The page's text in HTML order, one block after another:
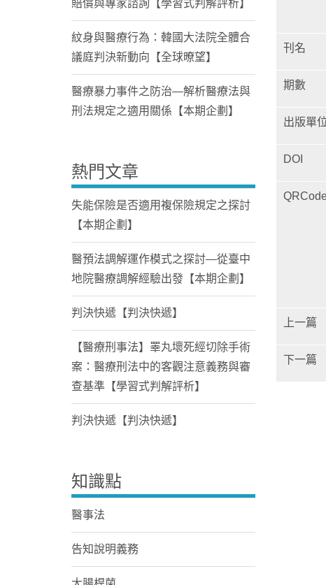
刊名
期數
出版單
DOI
上一篇
下一篇
賠償與專家諮詢【學習式判解評析】
紋身與醫療行為：韓國大法院全體合
議庭判決新動向【全球暸望】
醫療暴力事件之防治—解析醫療法與
刑法規定之適用關係【本期企劃】
熱門文章
失能保險是否適用複保險規定之探討
【本期企劃】
醫預法調解運作模式之探討—從臺中
地院醫療調解經驗出發【本期企劃】
判決快遞【判決快遞】
【醫療刑事法】睪丸壞死經切除手術
案：醫療刑法中的客觀注意義務與審
查基準【學習式判解評析】
判決快遞【判決快遞】
知識點
醫事法
告知說明義務